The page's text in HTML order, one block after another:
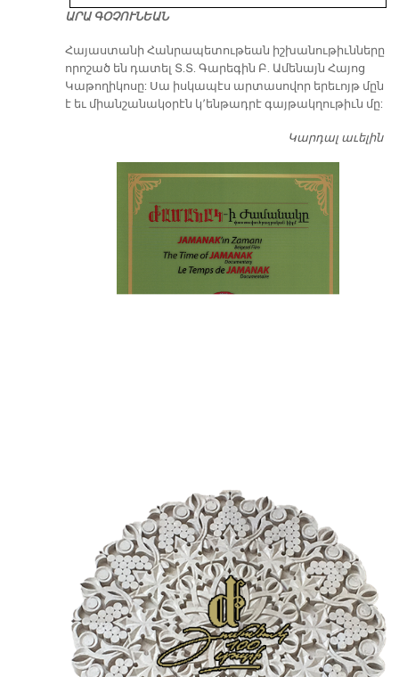
ԱՐԱ ԳՕՉՈՒՆԵԱՆ
​Հայաստանի Հանրապետութեան իշխանութիւնները
որոշած են դատել Տ.Տ. Գարեգին Բ. Ամենայն Հայոց
Կաթողիկոսը: Սա իսկապէս արտասովոր երեւոյթ մըն
է եւ միանշանակօրէն կ՚ենթադրէ գայթակղութիւն մը:
Կարդալ աւելին